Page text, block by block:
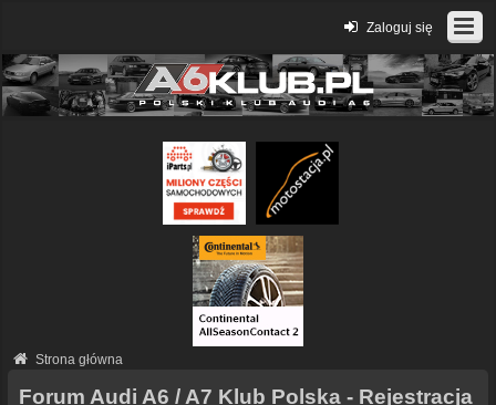
Zaloguj się
Strona główna
Forum Audi A6 / A7 Klub Polska - Rejestracja